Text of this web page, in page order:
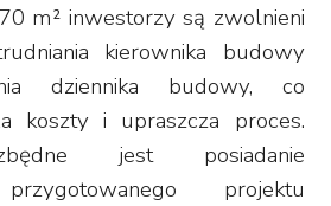
m² inwestorzy są zwolnieni
kierownika budowy
dziennika budowy, co
koszty i upraszcza proces.
jest posiadanie
projektu